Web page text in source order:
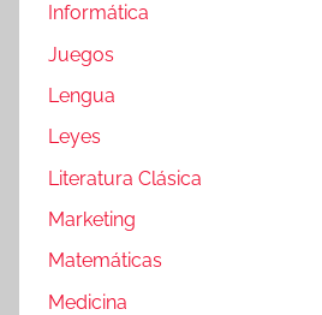
Informática
Juegos
Lengua
Leyes
Literatura Clásica
Marketing
Matemáticas
Medicina